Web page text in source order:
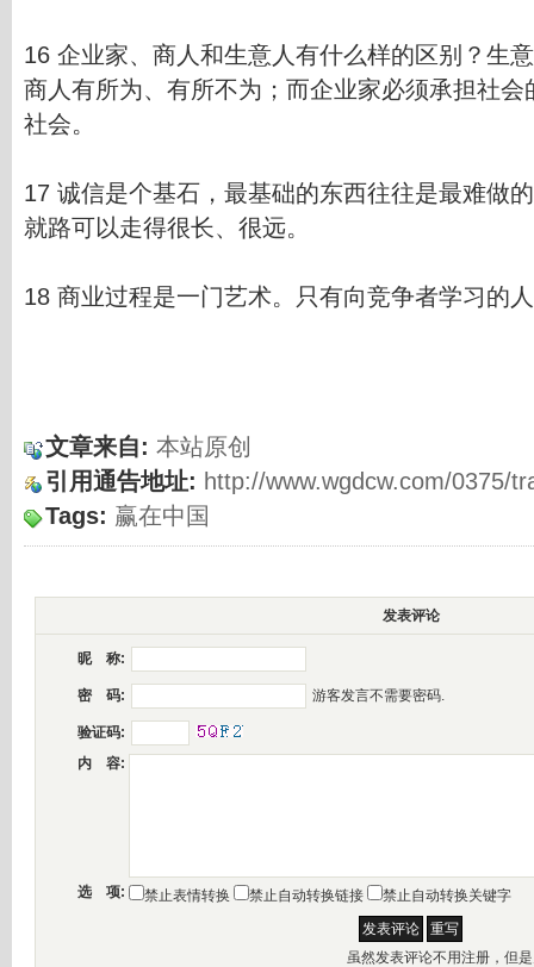
16 企业家、商人和生意人有什么样的区别？生
商人有所为、有所不为；而企业家必须承担社
社会。
17 诚信是个基石，最基础的东西往往是最难做
就路可以走得很长、很远。
18 商业过程是一门艺术。只有向竞争者学习的
文章来自: 本站原创
引用通告地址: http://www.wgdcw.com/0375/
Tags: 赢在中国
发表评论
昵 称:
密 码: 游客发言不需要密码.
验证码:
内 容:
选 项: 禁止表情转换 禁止自动转换链接 禁止自动转换关键字
虽然发表评论不用注册，但